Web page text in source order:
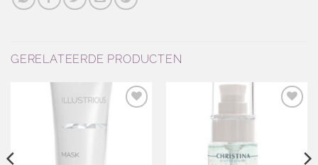
GERELATEERDE PRODUCTEN